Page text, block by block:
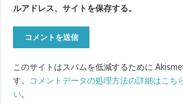
ルアドレス、サイトを保存する。
このサイトはスパムを低減するために
す。
コメントデータの処理方法の詳細はこち
い。